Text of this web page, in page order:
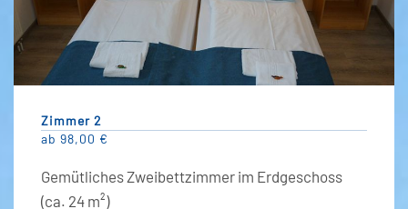
Zimmer 2
ab 98,00 €
Gemütliches Zweibettzimmer im Erdgeschoss
(ca. 24 m²)